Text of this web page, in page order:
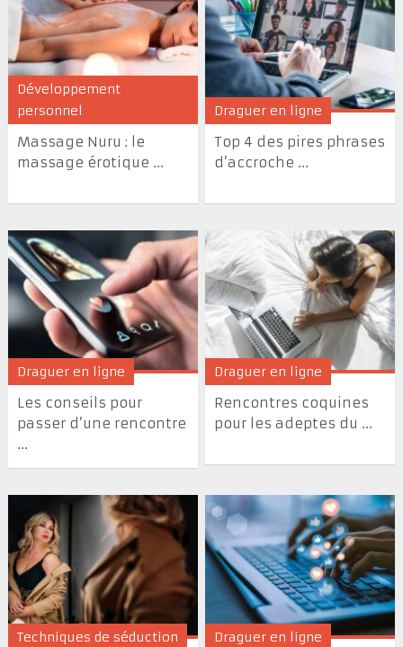
Développement
personnel
Massage Nuru : le
massage érotique ...
Draguer en ligne
Top 4 des pires phrases
d’accroche ...
Draguer en ligne
Les conseils pour
passer d’une rencontre
...
Draguer en ligne
Rencontres coquines
pour les adeptes du ...
Techniques de séduction Draguer en ligne